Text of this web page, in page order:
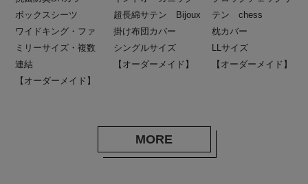
ボックスシーツ
ワイドキング・ファ
ミリーサイズ・複数
連結
【オーダーメイド】
超長綿サテン Bijoux
掛け布団カバー
シングルサイズ
【オーダーメイド】
テン chess
枕カバー
LLサイズ
【オーダーメイド】
MORE